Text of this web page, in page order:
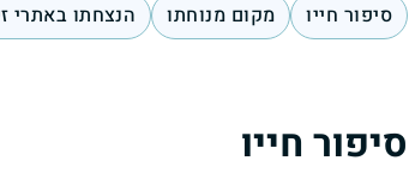
סיפור חייו מקום מנוחתו הנצחתו באתרי
סיפור חייו